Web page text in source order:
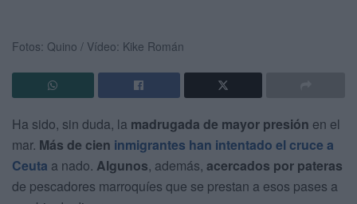
Fotos: Quino / Vídeo: Kike Román
Ha sido, sin duda, la madrugada de mayor presión en el
mar. Más de cien inmigrantes han intentado el cruce a
Ceuta a nado. Algunos, además, acercados por pateras
de pescadores marroquíes que se prestan a esos pases a